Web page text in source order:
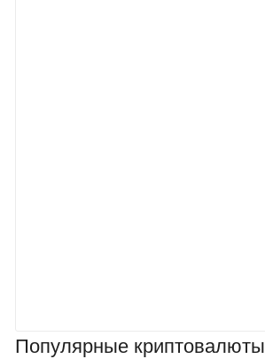
Популярные криптовалюты